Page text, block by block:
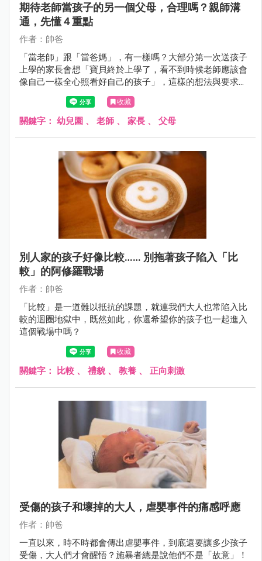
期待老師當孩子的另一個父母，合理嗎？親師溝
通，先懂４重點
作者：帥爸
「當老師」跟「當爸媽」，有一樣嗎？大部分第一次送孩子
上學的家長會想「寶貝終於上學了，看不到時候老師應該會
像自己一樣全心照看好自己的孩子」，這樣的想法與要求，
過分嗎？！想想看，若全班有20個孩子，後面可能有超過20
～40位以上的爸爸、媽媽、阿公、阿嬤... 家長群，老師，該
怎麼辦呢？
收藏
關鍵字： 幼兒園 、 老師 、 家長 、 父母
別人家的孩子好像比較…… 別拖著孩子陷入「比
較」的阿修羅戰場
作者：帥爸
「比較」是一道難以抵抗的課題，就連我們大人也常陷入比
較的迴圈地獄中，既然如此，你還希望你的孩子也一起進入
這個戰場中嗎？
收藏
關鍵字： 比較 、 禮貌、 教養 、 正向刺激
受傷的孩子和壞掉的大人，虐嬰事件的痛感呼應
作者：帥爸
一直以來，時不時都會傳出虐嬰事件，到底還要讓多少孩子
受傷，大人們才會醒悟？施暴者總是說他們不是「故意」！